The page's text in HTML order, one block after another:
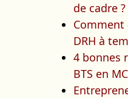
de cadre ?
DRH à
4 bonnes
BTS en